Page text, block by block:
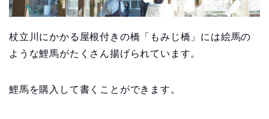
杖立川にかかる屋根付きの橋「もみじ橋」には絵馬の
ような鯉馬がたくさん揚げられています。
鯉馬を購入して書くことができます。